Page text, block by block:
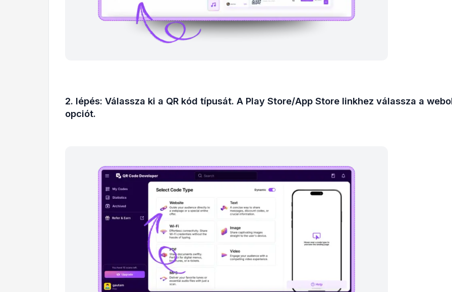
2. lépés: Válassza ki a QR kód típusát. A Play Store/App Store linkhez válassza a
opciót.